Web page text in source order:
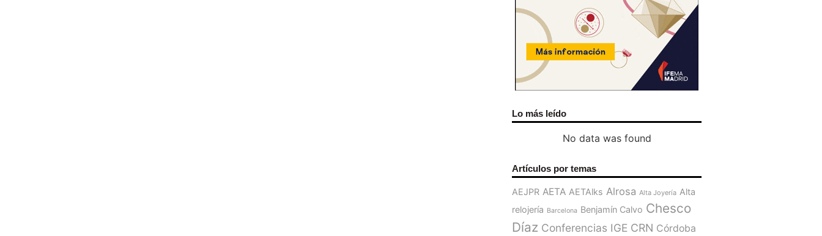
Lo más leído
No data was found
Artículos por temas
AEJPR AETA AETAlks Alrosa Alta Joyería Alta
relojería Barcelona Benjamín Calvo Chesco
Díaz Conferencias IGE CRN Córdoba